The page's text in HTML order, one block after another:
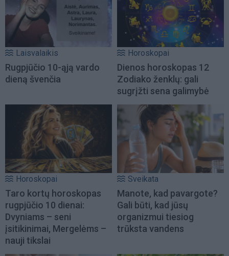
Laisvalaikis
Rugpjūčio 10-ąją vardo
dieną švenčia
Horoskopai
Dienos horoskopas 12
Zodiako ženklų: gali
sugrįžti sena galimybė
Horoskopai
Taro kortų horoskopas
rugpjūčio 10 dienai:
Dvyniams – seni
įsitikinimai, Mergelėms –
nauji tikslai
Sveikata
Manote, kad pavargote?
Gali būti, kad jūsų
organizmui tiesiog
trūksta vandens